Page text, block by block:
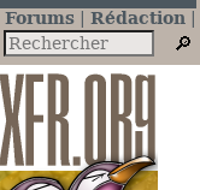
Forums
Rédaction